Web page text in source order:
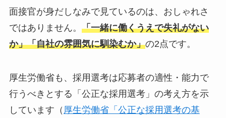
面接官が身だしなみで見ているのは、おしゃれさ
ではありません。 「一緒に働くうえで失礼がない
か」「自社の雰囲気に馴染むか」の2点です。
厚生労働省も、採用選考は応募者の適性・能力で
行うべきとする「公正な採用選考」の考え方を示
しています（ 厚生労働省「公正な採用選考の基